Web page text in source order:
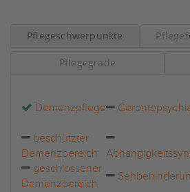
Pflegeschwerpunkte
Pflegegrade
Demenzpflege
beschützter
Demenzbereich
geschlossener
Demenzbereich